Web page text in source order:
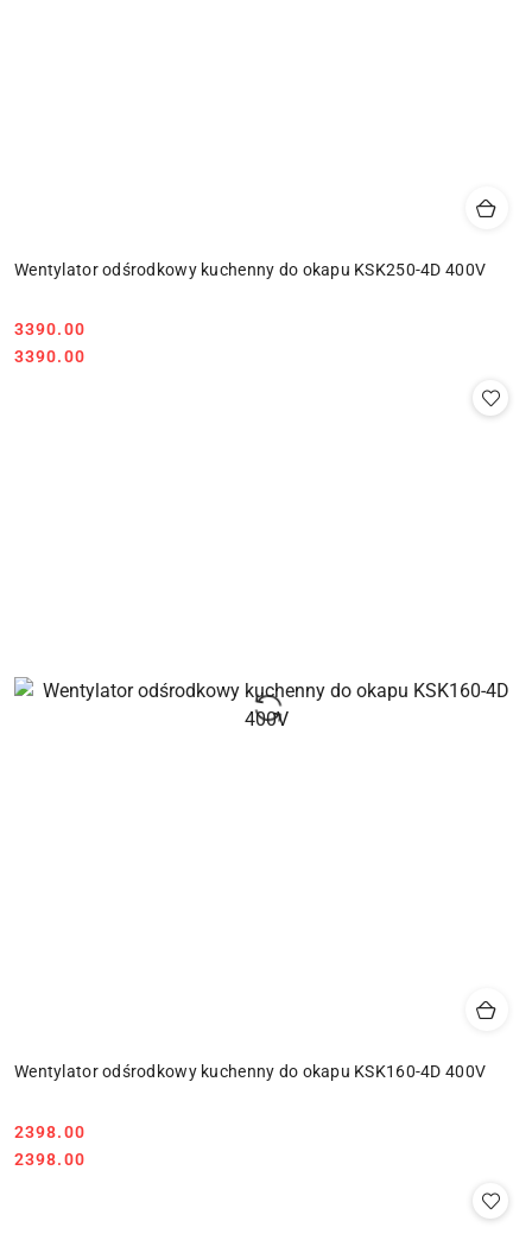
Wentylator odśrodkowy kuchenny do okapu KSK250-4D 400V
Cena:
3390.00
Cena:
3390.00
Wentylator odśrodkowy kuchenny do okapu KSK160-4D 400V
Cena:
2398.00
Cena:
2398.00